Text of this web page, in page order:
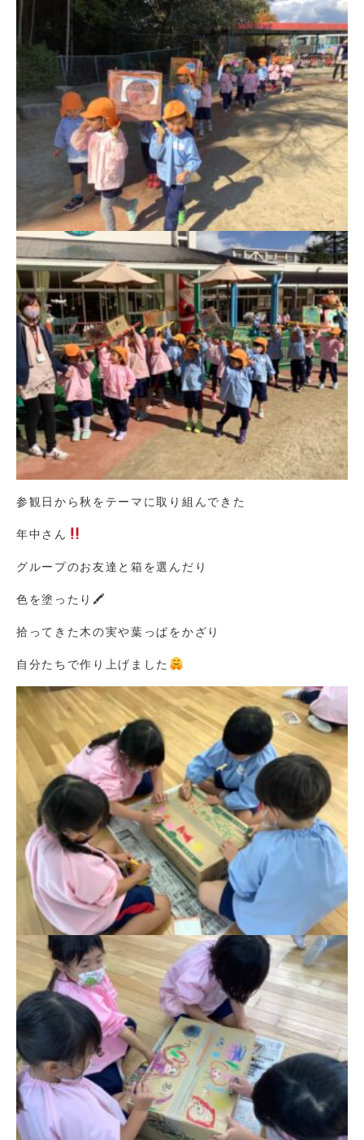
参観日から秋をテーマに取り組んできた
年中さん
グループのお友達と箱を選んだり
色を塗ったり🖍
拾ってきた木の実や葉っぱをかざり
自分たちで作り上げました